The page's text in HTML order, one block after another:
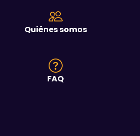
Quiénes somos
FAQ